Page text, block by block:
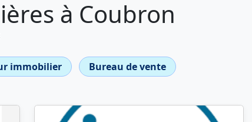
à Coubron
immobilier Bureau de vente